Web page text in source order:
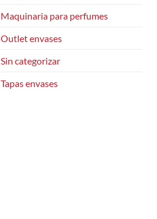
Maquinaria para perfumes
Outlet envases
Sin categorizar
Tapas envases